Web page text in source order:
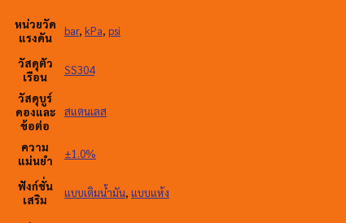
หน่วยวัด
แรงดัน
bar, kPa, psi
วัสดุตัว
เรือน
SS304
วัสดุบูร์
ดองและ
ข้อต่อ
สแตนเลส
ความ
แม่นยำ
±1.0%
ฟังก์ชั่น
เสริม
แบบเติมน้ำมัน, แบบแห้ง